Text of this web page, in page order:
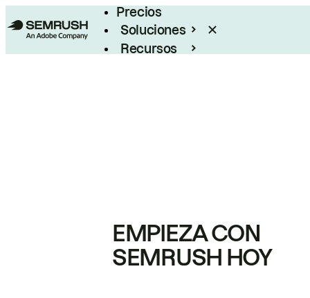
Precios
Soluciones
Recursos
EMPIEZA CON
SEMRUSH HOY